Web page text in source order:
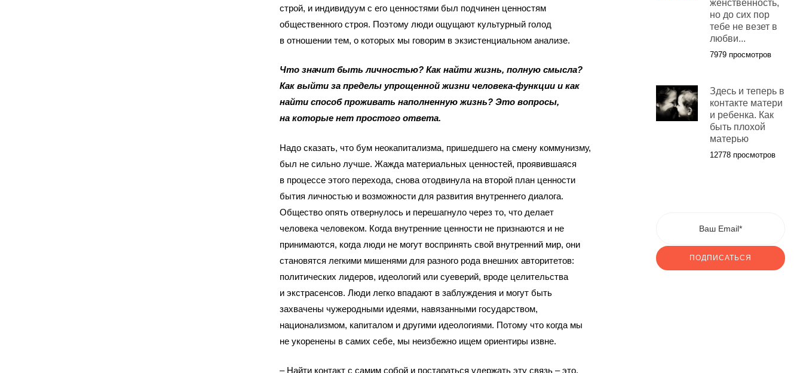
строй, и индивидуум с его ценностями был подчинен ценностям
общественного строя. Поэтому люди ощущают культурный голод
в отношении тем, о которых мы говорим в экзистенциальном анализе.
Что значит быть личностью? Как найти жизнь, полную смысла?
Как выйти за пределы упрощенной жизни человека-функции и как
найти способ проживать наполненную жизнь? Это вопросы,
на которые нет простого ответа.
Надо сказать, что бум неокапитализма, пришедшего на смену коммунизму,
был не сильно лучше. Жажда материальных ценностей, проявившаяся
в процессе этого перехода, снова отодвинула на второй план ценности
бытия личностью и возможности для развития внутреннего диалога.
Общество опять отвернулось и перешагнуло через то, что делает
человека человеком. Когда внутренние ценности не признаются и не
принимаются, когда люди не могут воспринять свой внутренний мир, они
становятся легкими мишенями для разного рода внешних авторитетов:
политических лидеров, идеологий или суеверий, вроде целительства
и экстрасенсов. Люди легко впадают в заблуждения и могут быть
захвачены чужеродными идеями, навязанными государством,
национализмом, капиталом и другими идеологиями. Потому что когда мы
не укоренены в самих себе, мы неизбежно ищем ориентиры извне.
– Найти контакт с самим собой и постараться удержать эту связь – это,
женственность,
но до сих пор
тебе не везет в
любви...
7979 просмотров
Здесь и теперь в
контакте матери
и ребенка. Как
быть плохой
матерью
12778 просмотров
ПОДПИСАТЬСЯ